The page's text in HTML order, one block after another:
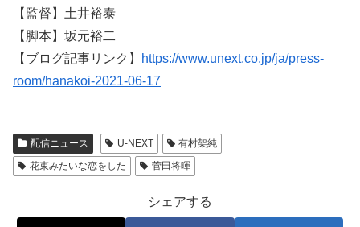
【監督】土井裕泰
【脚本】坂元裕二
【ブログ記事リンク】
https://www.unext.co.jp/ja/press-
room/hanakoi-2021-06-17
配信ニュース U-NEXT
有村架純
花束みたいな恋をした
菅田将暉
シェアする